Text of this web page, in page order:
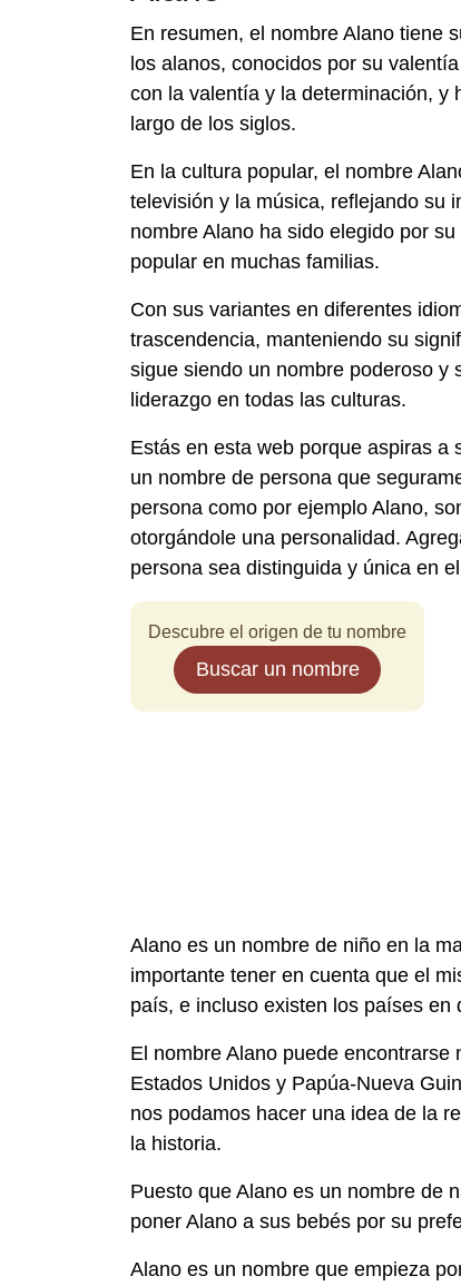
En resumen, el nombre Alano tiene
los alanos, conocidos por su
con la valentía y la determinación, y
largo de los siglos.
En la cultura popular, el nombre
televisión y la música, reflejando su
nombre Alano ha sido elegido por
popular en muchas familias.
Con sus variantes en diferentes
trascendencia, manteniendo su
sigue siendo un nombre poderoso y
liderazgo en todas las culturas.
Estás en esta web porque aspiras a
un nombre de persona que
persona como por ejemplo Alano,
otorgándole una personalidad.
persona sea distinguida y única en
Descubre el origen de tu nombre
Buscar un nombre
Alano es un nombre de niño en la
importante tener en cuenta que el
país, e incluso existen los países en
El nombre Alano puede
Estados Unidos y Papúa-Nueva
nos podamos hacer una idea de la
la historia.
Puesto que Alano es un nombre de
poner Alano a sus bebés por su
Alano es un nombre que empieza